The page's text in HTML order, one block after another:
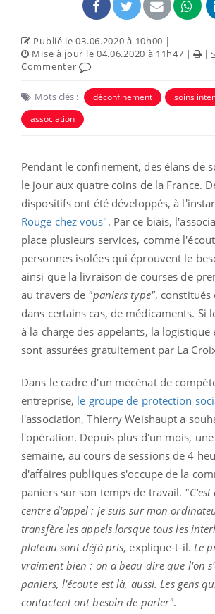
Publié le 03.06.2020 à 10h00 |
Mise à jour le 04.06.2020 à 11h47 | |
Commenter
Mots clés : déconfinement
soins
association
Pendant le confinement, des élans de
le jour aux quatre coins de la France.
dispositifs ont été développés, à
Rouge chez vous". Par ce biais,
place plusieurs services, comme
personnes isolées qui éprouvent le
ainsi que la livraison de courses de
au travers de "paniers type", constitués
dans certains cas, de médicaments. Si
à la charge des appelants, la
sont assurées gratuitement par La
Dans le cadre d'un mécénat de
entreprise, le groupe de protection
l'association, Thierry Weishaupt a
l'opération. Depuis plus d'un mois,
semaine, au cours de sessions de 4
d'affaires publiques s'occupe de la
paniers sur son temps de travail.
centre d'appel : je suis sur mon
transfère les appels lorsque tous les
plateau sont déjà pris, explique-t-il. Le
vraiment bien : on a beau dire que l'on
paniers, l'écoute est là, aussi. Les gens
contactent ont besoin de parler".